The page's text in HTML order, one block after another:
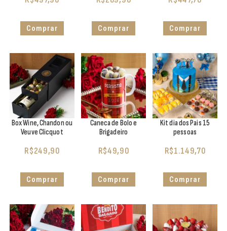
Comprar Comprar Comprar
Box Wine, Chandon ou
Veuve Clicquot
R$249,90
Comprar
Caneca de Bolo e
Brigadeiro
R$49,90
Comprar
Kit dia dos Pais 15
pessoas
R$1.149,70
Comprar